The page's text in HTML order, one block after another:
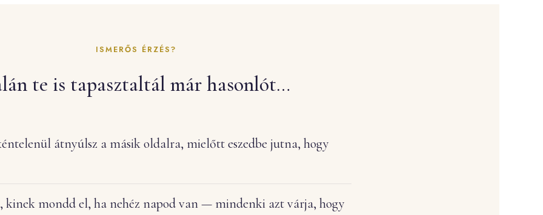
ISMERŐS ÉRZÉS?
te is tapasztaltál már hasonlót…
átnyúlsz a másik oldalra, mielőtt eszedbe jutna, hogy
kinek mondd el, ha nehéz napod van — mindenki azt várja, hogy